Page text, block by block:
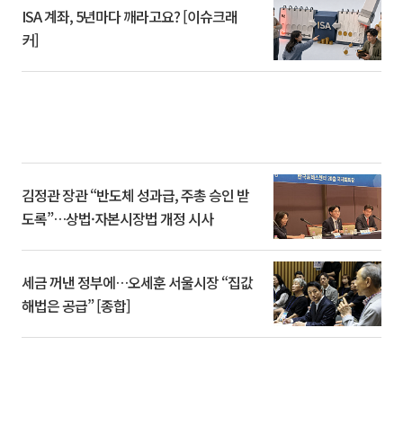
ISA 계좌, 5년마다 깨라고요? [이슈크래
커]
김정관 장관 “반도체 성과급, 주총 승인 받
도록”…상법·자본시장법 개정 시사
세금 꺼낸 정부에…오세훈 서울시장 “집값
해법은 공급” [종합]